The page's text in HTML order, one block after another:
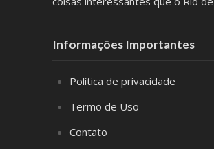
Informações Importantes
Política de privacidade
Termo de Uso
Contato